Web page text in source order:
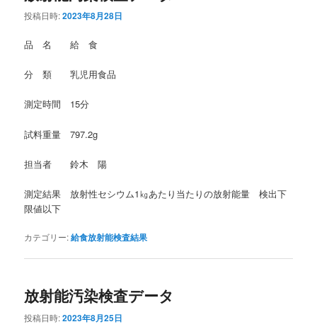
投稿日時:2023年8月28日
品 名 給 食
分 類 乳児用食品
測定時間 15分
試料重量 797.2g
担当者 鈴木 陽
測定結果 放射性セシウム1㎏あたり当たりの放射能量 検出下
限値以下
カテゴリー:給食放射能検査結果
放射能汚染検査データ
投稿日時:2023年8月25日